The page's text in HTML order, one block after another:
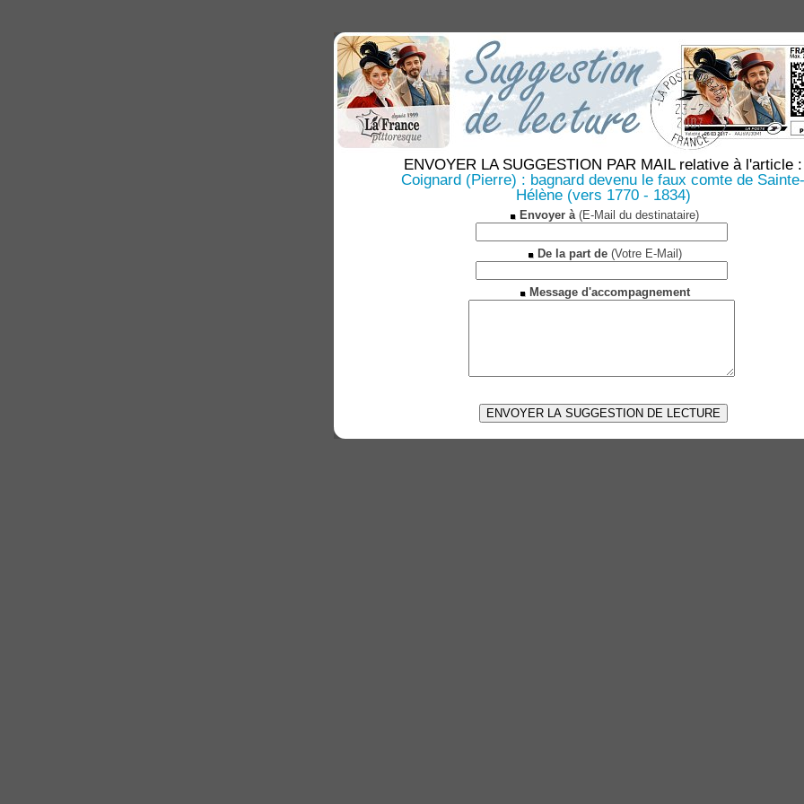
ENVOYER LA SUGGESTION PAR MAIL relative à l'article :
Coignard (Pierre) : bagnard devenu le faux comte de Sainte-
Hélène (vers 1770 - 1834)
Envoyer à(E-Mail du destinataire)
De la part de(Votre E-Mail)
Message d'accompagnement